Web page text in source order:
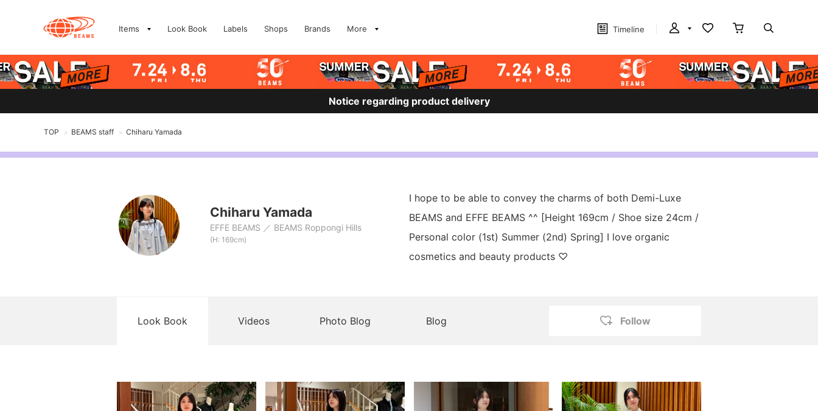
Items Look Book Labels Shops Brands More Timeline
Notice regarding product delivery
TOP > BEAMS staff > Chiharu Yamada
Chiharu Yamada
EFFE BEAMS BEAMS Roppongi Hills
(H: 169cm)
I hope to be able to convey the charms of both Demi-Luxe
BEAMS and EFFE BEAMS ^^ [Height 169cm / Shoe size 24cm /
Personal color (1st) Summer (2nd) Spring] I love organic
cosmetics and beauty products ♡
Look Book Videos Photo Blog Blog Follow